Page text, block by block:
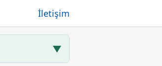
İletişim
▼